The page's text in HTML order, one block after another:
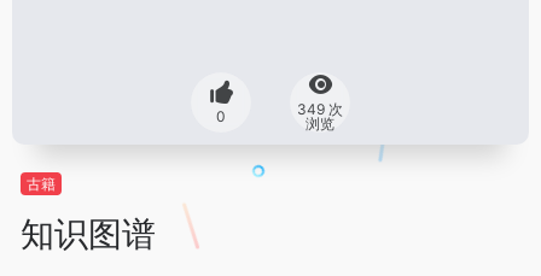
0
349 次
浏览
古籍
知识图谱